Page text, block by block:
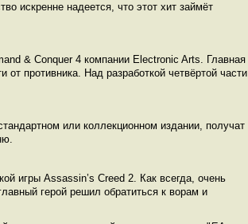
искренне надеется, что этот хит займёт
& Conquer 4 компании Electronic Arts. Главная
противника. Над разработкой четвёртой части
или коллекционном издании, получат
игры Assassin’s Creed 2. Как всегда, очень
герой решил обратиться к ворам и